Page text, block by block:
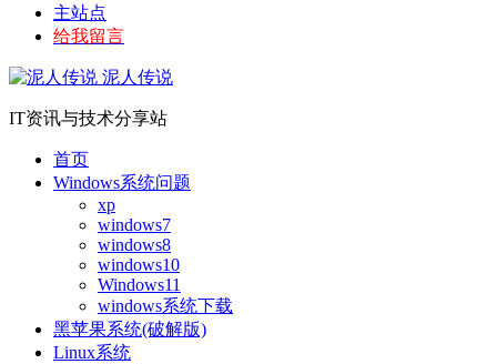
主站点
给我留言
泥人传说
IT资讯与技术分享站
首页
Windows系统问题
xp
windows7
windows8
windows10
Windows11
windows系统下载
黑苹果系统(破解版)
Linux系统